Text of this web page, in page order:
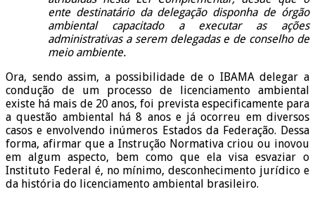
ente destinatário da delegação disponha de órgão
ambiental capacitado a executar as ações
administrativas a serem delegadas e de conselho de
meio ambiente.
Ora, sendo assim, a possibilidade de o IBAMA delegar a
condução de um processo de licenciamento ambiental
existe há mais de 20 anos, foi prevista especificamente para
a questão ambiental há 8 anos e já ocorreu em diversos
casos e envolvendo inúmeros Estados da Federação. Dessa
forma, afirmar que a Instrução Normativa criou ou inovou
em algum aspecto, bem como que ela visa esvaziar o
Instituto Federal é, no mínimo, desconhecimento jurídico e
da história do licenciamento ambiental brasileiro.